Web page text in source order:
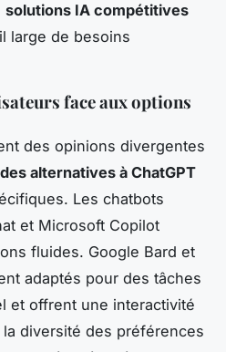
solutions IA compétitives
large de besoins
face aux options
des opinions divergentes
alternatives à ChatGPT
Les chatbots
et Microsoft Copilot
fluides. Google Bard et
adaptés pour des tâches
et offrent une interactivité
diversité des préférences